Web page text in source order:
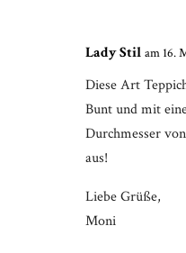
Lady Stil am 16.
Diese Art
Bunt und mit
Durchmesser
aus!
Liebe Grüße,
Moni